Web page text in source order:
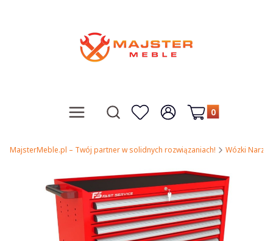
Menu Otwórz wyszukiwarkę
Szukaj UlubioneZaloguj się
Produkty w
Koszyk
MajsterMeble.pl – Twój partner w solidnych rozwiązaniach! Wózki